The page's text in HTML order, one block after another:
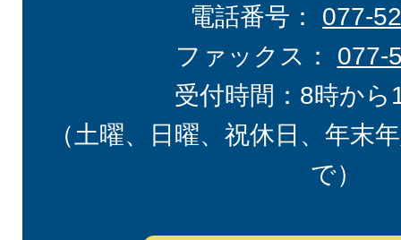
電話番号： 077-
ファックス： 077-
受付時間：8時から
（土曜、日曜、祝休日、年末
で）